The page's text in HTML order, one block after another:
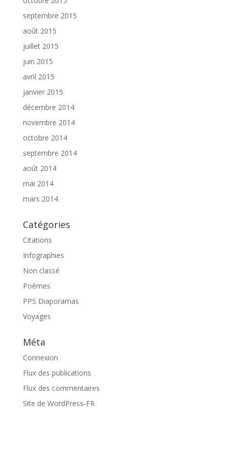
septembre 2015
août 2015
juillet 2015
juin 2015
avril 2015
janvier 2015
décembre 2014
novembre 2014
octobre 2014
septembre 2014
août 2014
mai 2014
mars 2014
Catégories
Citations
Infographies
Non classé
Poêmes
PPS Diaporamas
Voyages
Méta
Connexion
Flux des publications
Flux des commentaires
Site de WordPress-FR